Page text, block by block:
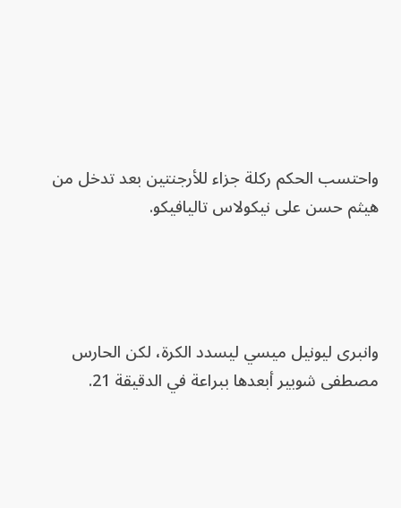
واحتسب الحكم ركلة جزاء للأرجنتين بعد تدخل من
هيثم حسن على نيكولاس تاليافيكو.
وانبرى ليونيل ميسي ليسدد الكرة، لكن الحارس
مصطفى شوبير أبعدها ببراعة في الدقيقة 21.